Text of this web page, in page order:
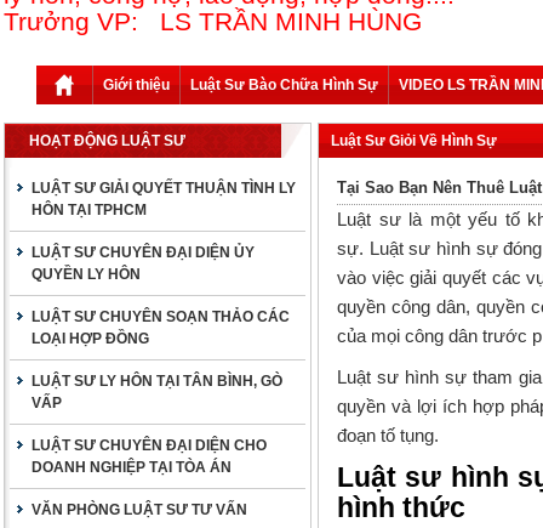
Trưởng VP: LS TRẦN MINH HÙNG
Giới thiệu Luật Sư Bào Chữa Hình Sự VIDEO LS TRẦN
HOẠT ĐỘNG LUẬT SƯ
LUẬT SƯ GIẢI QUYẾT THUẬN TÌNH LY
HÔN TẠI TPHCM
LUẬT SƯ CHUYÊN ĐẠI DIỆN ỦY
QUYỀN LY HÔN
LUẬT SƯ CHUYÊN SOẠN THẢO CÁC
LOẠI HỢP ĐỒNG
LUẬT SƯ LY HÔN TẠI TÂN BÌNH, GÒ
VẤP
LUẬT SƯ CHUYÊN ĐẠI DIỆN CHO
DOANH NGHIỆP TẠI TÒA ÁN
VĂN PHÒNG LUẬT SƯ TƯ VẤN
Luật Sư Giỏi Về Hình Sự
Tại Sao Bạn Nên Thuê
Luật sưlà một yếu tố
sự. Luật sư hình sựđóng
vào việc giải quyết các
quyền công dân, quyền
của mọi công dân trước
Luật sư hình sự tham
quyền và lợi ích hợp
đoạn tố tụng.
Luật sư hình
hình thức